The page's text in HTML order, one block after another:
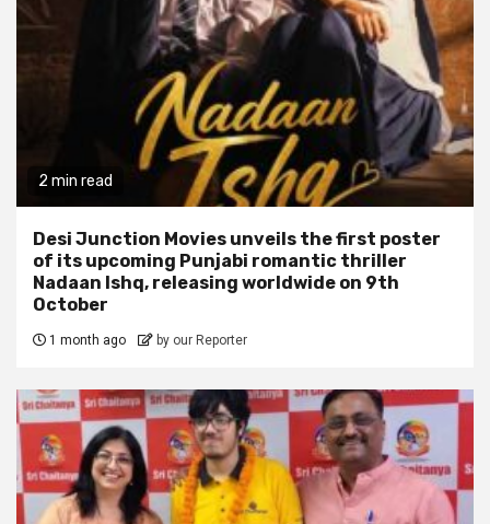
2 min read
Desi Junction Movies unveils the first poster
of its upcoming Punjabi romantic thriller
Nadaan Ishq, releasing worldwide on 9th
October
1 month ago by our Reporter